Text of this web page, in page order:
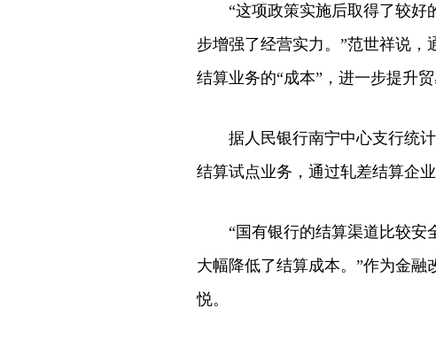
“这项政策实施后取得了较好的
步增强了经营实力。”范世祥说
结算业务的“成本”，进一步提升贸
据人民银行南宁中心支行统计
结算试点业务，通过轧差结算企
“国有银行的结算渠道比较安全
大幅降低了结算成本。”作为金
悦。